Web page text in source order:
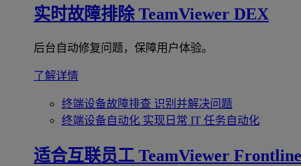
实时故障排除 TeamViewer DEX
后台自动修复问题，保障用户体验。
了解详情
终端设备故障排查 识别并解决问题
终端设备自动化 实现日常 IT 任务自动化
适合互联员工 TeamViewer Frontline